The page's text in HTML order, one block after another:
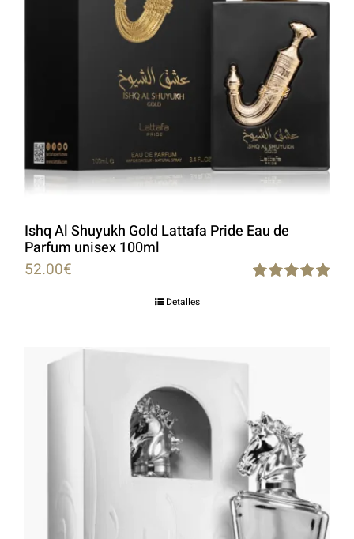
Ishq Al Shuyukh Gold Lattafa Pride Eau de
Parfum unisex 100ml
52.00€
Detalles